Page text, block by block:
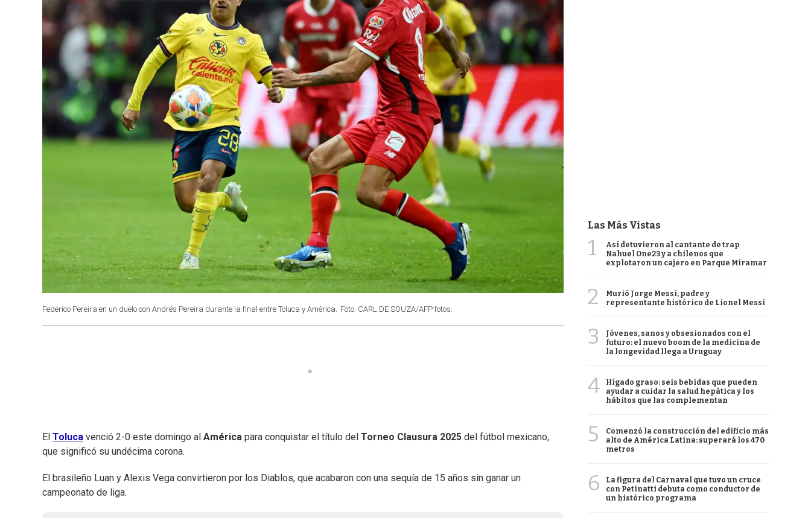
Federico Pereira en un duelo con Andrés Pereira durante la final entre Toluca y América. Foto: CARL DE SOUZA/AFP fotos.
El Toluca venció 2-0 este domingo al América para conquistar el título del Torneo Clausura 2025 del fútbol mexicano,
que significó su undécima corona.
El brasileño Luan y Alexis Vega convirtieron por los Diablos, que acabaron con una sequía de 15 años sin ganar un
campeonato de liga.
Las Más Vistas
1
Así detuvieron al cantante de trap
Nahuel One23 y a chilenos que
explotaron un cajero en Parque Miramar
2
Murió Jorge Messi, padre y
representante histórico de Lionel Messi
3
Jóvenes, sanos y obsesionados con el
futuro: el nuevo boom de la medicina de
la longevidad llega a Uruguay
4
Hígado graso: seis bebidas que pueden
ayudar a cuidar la salud hepática y los
hábitos que las complementan
5
Comenzó la construcción del edificio más
alto de América Latina: superará los 470
metros
6
La figura del Carnaval que tuvo un cruce
con Petinatti debuta como conductor de
un histórico programa